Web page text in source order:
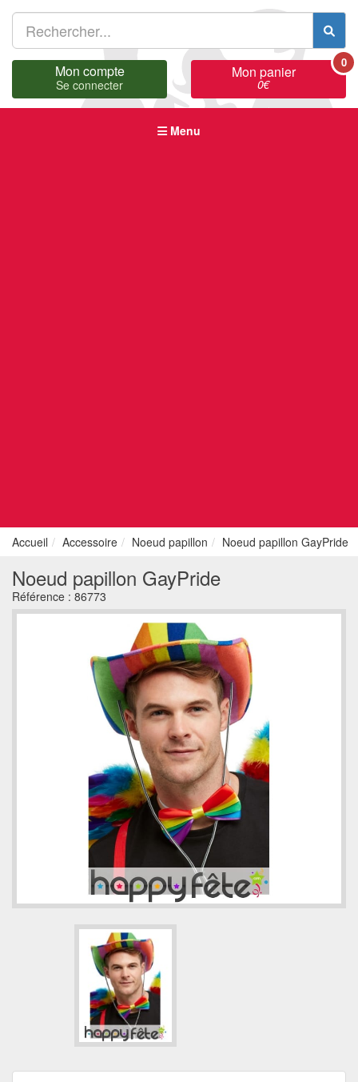
Mon compte
Se connecter
Mon panier
0€
0
Menu
Accueil Accessoire Noeud papillon Noeud papillon GayPride
Noeud papillon GayPride
Référence : 86773